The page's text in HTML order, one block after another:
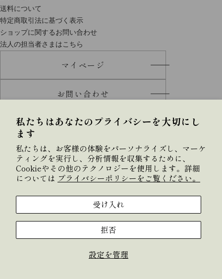
私たちはあなたのプライバシーを大切にし
ます
私たちは、お客様の体験をパーソナライズし、マーケ
ティングを実行し、分析情報を収集するために、
Cookieやその他のテクノロジーを使用します。詳細
については プライバシーポリシーをご覧ください。
設定を管理
受け入れ
拒否
送料について
特定商取引法に基づく表示
ショップに関するお問い合わせ
法人の担当者さまはこちら
マイページ
お問い合わせ
©︎Araki Co.,Ltd All Rights Reserved.